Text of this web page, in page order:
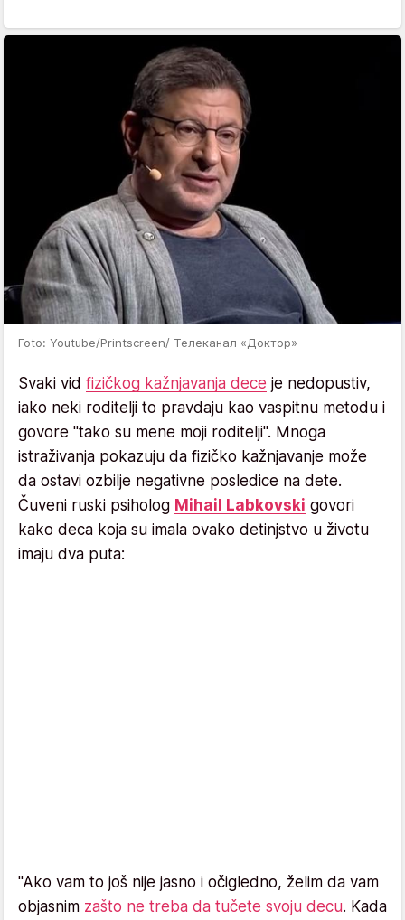
Foto: Youtube/Printscreen/ Телеканал «Доктор»
Svaki vid fizičkog kažnjavanja dece je nedopustiv,
iako neki roditelji to pravdaju kao vaspitnu metodu i
govore "tako su mene moji roditelji". Mnoga
istraživanja pokazuju da fizičko kažnjavanje može
da ostavi ozbilje negativne posledice na dete.
Čuveni ruski psiholog Mihail Labkovski govori
kako deca koja su imala ovako detinjstvo u životu
imaju dva puta:
"Ako vam to još nije jasno i očigledno, želim da vam
objasnim zašto ne treba da tučete svoju decu. Kada